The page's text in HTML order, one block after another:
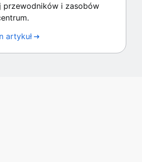
przewodników i zasobów
artykuł